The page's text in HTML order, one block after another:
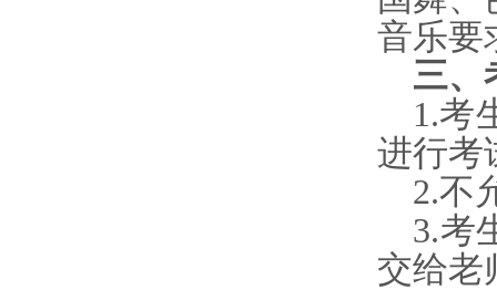
音乐要
三、
1.考
进行考
2.不
3.考
交给老